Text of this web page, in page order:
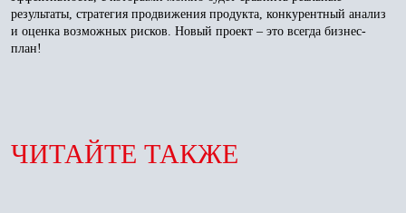
результаты, стратегия продвижения продукта, конкурентный анализ
и оценка возможных рисков. Новый проект – это всегда бизнес-
план!
ЧИТАЙТЕ ТАКЖЕ